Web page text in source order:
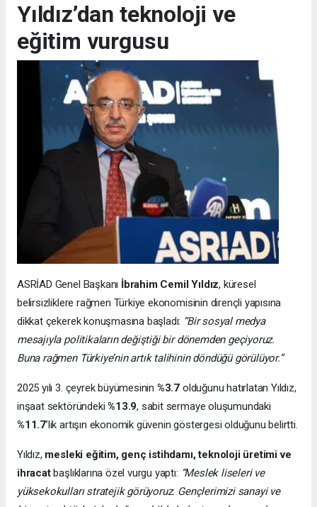
Yıldız’dan teknoloji ve
eğitim vurgusu
ASRİAD Genel Başkanı İbrahim Cemil Yıldız, küresel
belirsizliklere rağmen Türkiye ekonomisinin dirençli yapısına
dikkat çekerek konuşmasına başladı: “Bir sosyal medya
mesajıyla politikaların değiştiği bir dönemden geçiyoruz.
Buna rağmen Türkiye’nin artık talihinin döndüğü görülüyor.”
2025 yılı 3. çeyrek büyümesinin %3.7 olduğunu hatırlatan Yıldız,
inşaat sektöründeki%13.9, sabit sermaye oluşumundaki
%11.7’lik artışın ekonomik güvenin göstergesi olduğunu belirtti.
Yıldız, mesleki eğitim, genç istihdamı, teknoloji üretimi ve
ihracatbaşlıklarına özel vurgu yaptı: “Meslek liseleri ve
yüksekokulları stratejik görüyoruz. Gençlerimizi sanayi ve